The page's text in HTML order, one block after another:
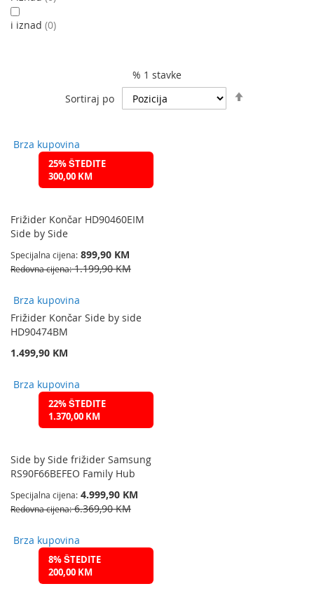
% 1 stavke
Sortiraj po
Brza kupovina
25% ŠTEDITE
300,00 KM
Frižider Končar HD90460EIM
Side by Side
Specijalna cijena 899,90 KM
Redovna cijena 1.199,90 KM
Brza kupovina
Frižider Končar Side by side
HD90474BM
1.499,90 KM
Brza kupovina
22% ŠTEDITE
1.370,00 KM
Side by Side frižider Samsung
RS90F66BEFEO Family Hub
Specijalna cijena 4.999,90 KM
Redovna cijena 6.369,90 KM
Brza kupovina
8% ŠTEDITE
200,00 KM
i iznad 0